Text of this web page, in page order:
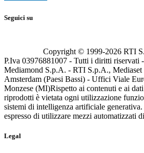
Seguici su
Copyright © 1999-2026 RTI
P.Iva 03976881007 - Tutti i diritti riservati
Mediamond S.p.A. - RTI S.p.A., Mediaset
Amsterdam (Paesi Bassi) - Uffici Viale
Monzese (MI)Rispetto ai contenuti e ai
riprodotti è vietata ogni utilizzazione
sistemi di intelligenza artificiale
espresso di utilizzare mezzi automatizzati
Legal